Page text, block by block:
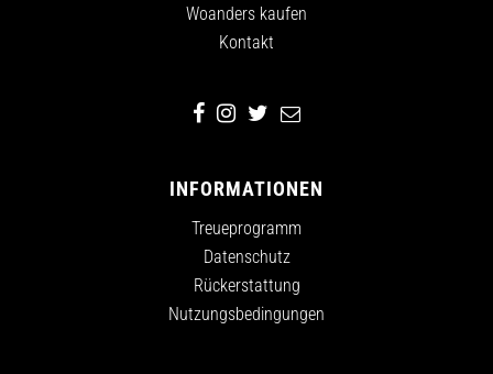
Woanders kaufen
Kontakt
INFORMATIONEN
Treueprogramm
Datenschutz
Rückerstattung
Nutzungsbedingungen